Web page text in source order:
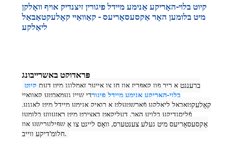
קיוט בלוי-האָריקע אַנימע מיידל פיגורין זיצנדיק אויף וואָלקן
מיט בלומען האָר אַקסעסאָריעס - קאַוואַיי קאָלעקטאַבאַל
ליאַלקע
פּראָדוקט באַשרייַבונג
ברענגט אַ ריר פון קאַפּריז און חן צו אייער זאַמלונג מיט דעם קיוט
בלוי-האָריקע אַנימע מיידל פיגורדי שיין געמאכטע קאַוואַיי
קאָלעקטאַבאַל ליאַלקע פֿאָרשטעלט אַ רואיק אַנימע מיידל מיט לאַנגע,
פֿליסנדיקע בלויע האָר, דעליקאַט באַצירט מיט ראָזעווע בלומען
אַקסעסאָריעס מיט געלע צענטערס, וואָס לייגט צו אַ שפּילערישע און
חלומ'דיקע ווייב.